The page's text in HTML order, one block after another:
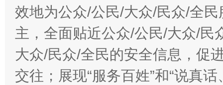
效地为公众/公民/大众/民众/全
主，全面贴近公众/公民/大众/民
大众/民众/全民的安全信息，促
交往；展现“服务百姓”和“说真